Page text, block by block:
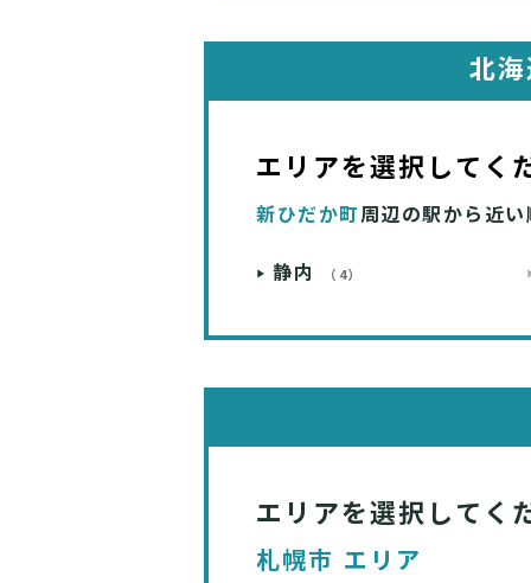
北
エリアを選択してく
新ひだか町周辺の駅から近い
静内 （4）
エリアを選択してく
札幌市 エリア